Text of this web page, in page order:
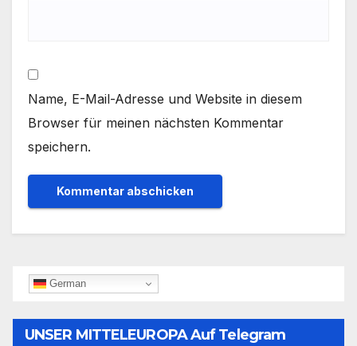
Name, E-Mail-Adresse und Website in diesem
Browser für meinen nächsten Kommentar
speichern.
German
UNSER MITTELEUROPA Auf Telegram